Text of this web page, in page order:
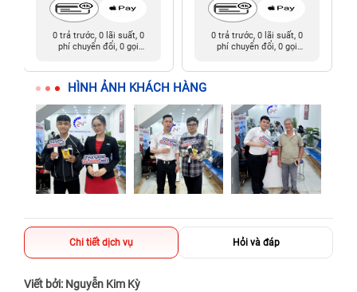
0 trả trước, 0 lãi suất, 0
phí chuyển đổi, 0 gọi
0 trả trước, 0 lãi suất, 0
phí chuyển đổi, 0 gọi
HÌNH ẢNH KHÁCH HÀNG
Chi tiết dịch vụ Hỏi và đáp
Viết bởi: Nguyễn Kim Kỳ